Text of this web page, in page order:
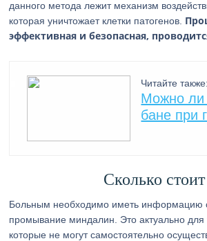
данного метода лежит механизм
которая уничтожает клетки патогенов.
эффективная и безопасная,
Читайте также:
Можно ли
бане при
Сколько стоит
Больным необходимо иметь информацию
промывание миндалин. Это актуально для
которые не могут самостоятельно